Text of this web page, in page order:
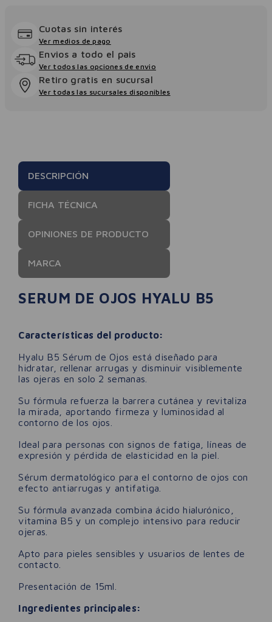
Cuotas sin interés
Ver medios de pago
Envios a todo el pais
Ver todos las opciones de envio
Retiro gratis en sucursal
Ver todas las sucursales disponibles
DESCRIPCIÓN
FICHA TÉCNICA
OPINIONES DE PRODUCTO
MARCA
SERUM DE OJOS HYALU B5
Características del producto:
Hyalu B5 Sérum de Ojos está diseñado para
hidratar, rellenar arrugas y disminuir visiblemente
las ojeras en solo 2 semanas.
Su fórmula refuerza la barrera cutánea y revitaliza
la mirada, aportando firmeza y luminosidad al
contorno de los ojos.
Ideal para personas con signos de fatiga, líneas de
expresión y pérdida de elasticidad en la piel.
Sérum dermatológico para el contorno de ojos con
efecto antiarrugas y antifatiga.
Su fórmula avanzada combina ácido hialurónico,
vitamina B5 y un complejo intensivo para reducir
ojeras.
Apto para pieles sensibles y usuarios de lentes de
contacto.
Presentación de 15ml.
Ingredientes principales: